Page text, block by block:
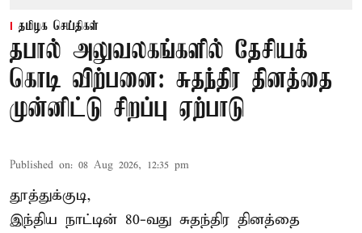
தமிழக செய்திகள்
தபால் அலுவலகங்களில் தேசியக்
கொடி விற்பனை: சுதந்திர தினத்தை
முன்னிட்டு சிறப்பு ஏற்பாடு
Published on: 08 Aug 2026, 12:35 pm
தூத்துக்குடி,
இந்திய நாட்டின் 80-வது சுதந்திர தினத்தை